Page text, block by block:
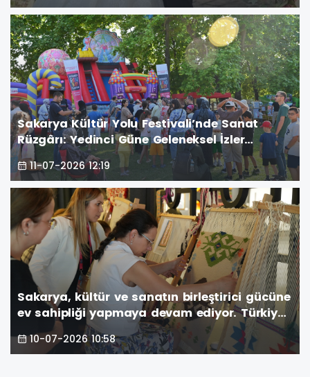
Sakarya Kültür Yolu Festivali’nde Sanat
Rüzgârı: Yedinci Güne Geleneksel İzler
Damga Vurdu
11-07-2026 12:19
Sakarya, kültür ve sanatın birleştirici gücüne
ev sahipliği yapmaya devam ediyor. Türkiye
Kültür Yolu Festivali kapsamında düzenlenen
etkinlikler, altıncı gününde de şehri renkli bir
10-07-2026 10:58